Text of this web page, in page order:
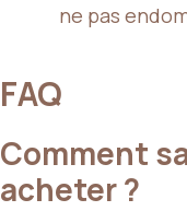
ne pas
FAQ
Comment
acheter ?